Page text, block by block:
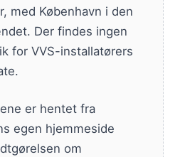
med København i den
Der findes ingen
for VVS-installatørers
er hentet fra
egen hjemmeside
om